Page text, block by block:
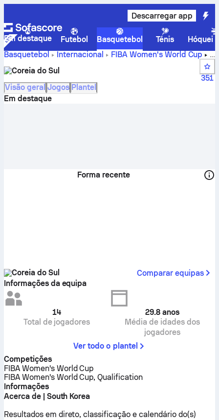
Descarregar app
Em destaque Futebol Basquetebol Ténis
Hóquei
Basquetebol
Internacional
FIBA Women's World Cup
calendário e jogadores
Coreia do Sul
351
Visão geral Jogos Plantel
Em destaque
Forma recente
Coreia do Sul
Comparar equipas
Informações da equipa
14
Total de jogadores
29.8 anos
Média de idades dos
jogadores
Ver todo o plantel
Competições
FIBA Women's World Cup
FIBA Women's World Cup, Qualification
Informações
Acerca de | South Korea
Resultados em direto, classificação e calendário do(s)